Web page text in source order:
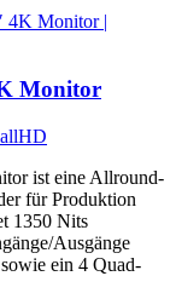
Monitor
ist eine Allround-
für Produktion
1350 Nits
Ausgänge
ein 4 Quad-